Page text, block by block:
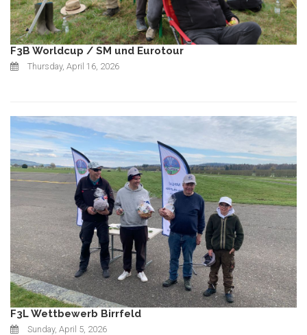
F3B Worldcup / SM und Eurotour
Thursday, April 16, 2026
F3L Wettbewerb Birrfeld
Sunday, April 5, 2026